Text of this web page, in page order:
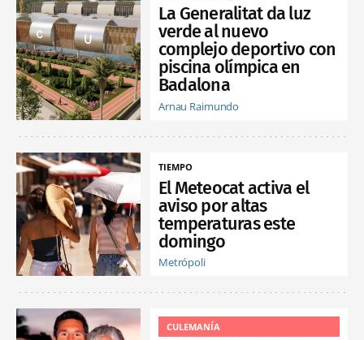
La Generalitat da luz
verde al nuevo
complejo deportivo con
piscina olímpica en
Badalona
Arnau Raimundo
TIEMPO
El Meteocat activa el
aviso por altas
temperaturas este
domingo
Metrópoli
CULEMANÍA